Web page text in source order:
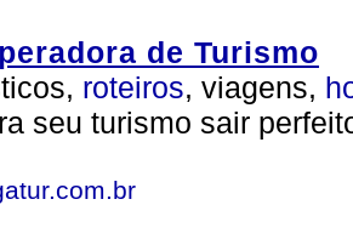
de Turismo
roteiros, viagens,
seu turismo sair